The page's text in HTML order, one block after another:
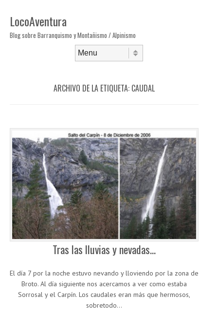
LocoAventura
Blog sobre Barranquismo y Montañismo / Alpinismo
ARCHIVO DE LA ETIQUETA: CAUDAL
Tras las lluvias y nevadas…
El día 7 por la noche estuvo nevando y lloviendo por la zona de
Broto. Al día siguiente nos acercamos a ver como estaba
Sorrosal y el Carpín. Los caudales eran más que hermosos,
sobretodo…